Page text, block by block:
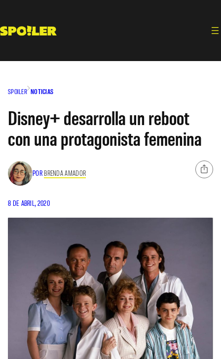
contenido
SPOILER NOTICIAS
Disney+ desarrolla un reboot
con una protagonista femenina
POR BRENDA AMADOR
8 DE ABRIL, 2020